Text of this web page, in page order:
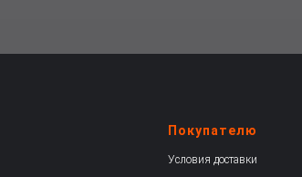
Покупателю
Условия доставки